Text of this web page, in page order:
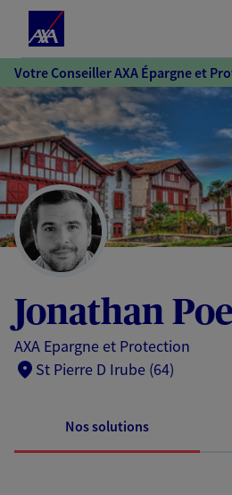
au
au
pied
de
page
Votre Conseiller AXA Épargne et
Jonathan
AXA Epargne et Protection
St Pierre D Irube (64)
Nos solutions